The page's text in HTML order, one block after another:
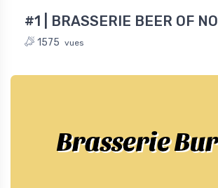
#1 | BRASSERIE BEER OF
1575 vues
Brasserie